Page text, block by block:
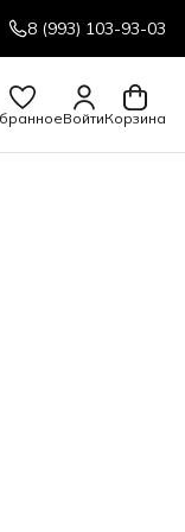
8 (993) 103-93-03
ВойтиКорзина